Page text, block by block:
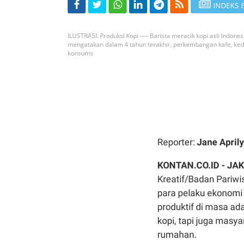
INDEKS
ILUSTRASI. Produksi Kopi —- Barista meracik kopi asli
mengatakan dalam 4 tahun terakhir, perkembangan kafe,
konsums
Reporter: Jane
KONTAN.CO.ID -
Kreatif/Badan
para pelaku
produktif di masa
kopi, tapi juga
rumahan.